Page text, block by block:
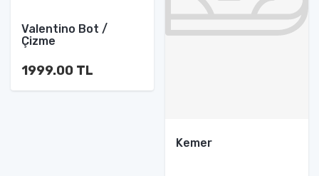
Valentino Bot /
Çizme
1999.00 TL
Kemer